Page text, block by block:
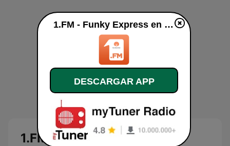
1.FM - Funky Express
1.FM - Funky Express en vivo
DESCARGAR APP